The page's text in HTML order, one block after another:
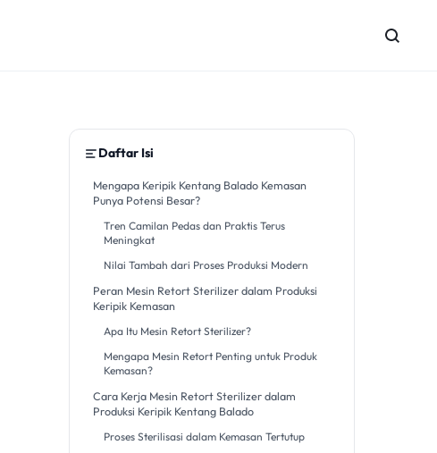
Daftar Isi
Mengapa Keripik Kentang Balado Kemasan
Punya Potensi Besar?
Tren Camilan Pedas dan Praktis Terus
Meningkat
Nilai Tambah dari Proses Produksi Modern
Peran Mesin Retort Sterilizer dalam Produksi
Keripik Kemasan
Apa Itu Mesin Retort Sterilizer?
Mengapa Mesin Retort Penting untuk Produk
Kemasan?
Cara Kerja Mesin Retort Sterilizer dalam
Produksi Keripik Kentang Balado
Proses Sterilisasi dalam Kemasan Tertutup